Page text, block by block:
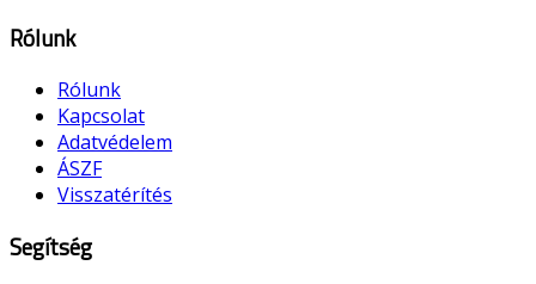
Rólunk
Rólunk
Kapcsolat
Adatvédelem
ÁSZF
Visszatérítés
Segítség